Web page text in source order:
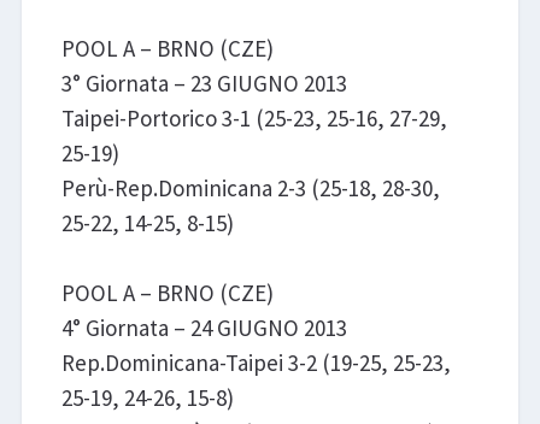
POOL A – BRNO (CZE)
3° Giornata – 23 GIUGNO 2013
Taipei-Portorico 3-1 (25-23, 25-16, 27-29,
25-19)
Perù-Rep.Dominicana 2-3 (25-18, 28-30,
25-22, 14-25, 8-15)
POOL A – BRNO (CZE)
4° Giornata – 24 GIUGNO 2013
Rep.Dominicana-Taipei 3-2 (19-25, 25-23,
25-19, 24-26, 15-8)